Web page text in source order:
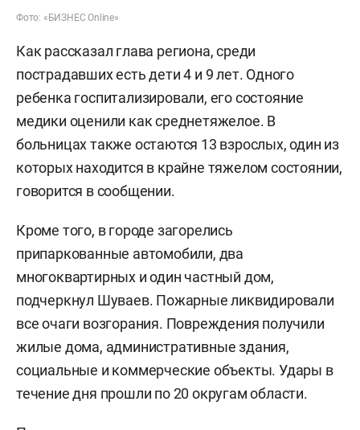
Фото: «БИЗНЕС Online»
Как рассказал глава региона, среди
пострадавших есть дети 4 и 9 лет. Одного
ребенка госпитализировали, его состояние
медики оценили как среднетяжелое. В
больницах также остаются 13 взрослых, один из
которых находится в крайне тяжелом состоянии,
говорится в сообщении.
Кроме того, в городе загорелись
припаркованные автомобили, два
многоквартирных и один частный дом,
подчеркнул Шуваев. Пожарные ликвидировали
все очаги возгорания. Повреждения получили
жилые дома, административные здания,
социальные и коммерческие объекты. Удары в
течение дня прошли по 20 округам области.